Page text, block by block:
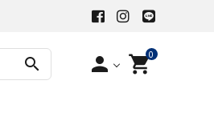
search person 0
shopping_cart